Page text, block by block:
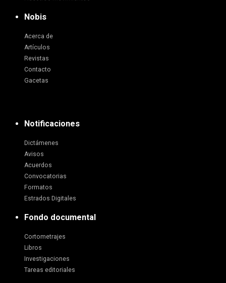
Nobis
Acerca de
Artículos
Revistas
Contacto
Gacetas
Notificaciones
Dictámenes
Avisos
Acuerdos
Convocatorias
Formatos
Estrados Digitales
Fondo documental
Cortometrajes
Libros
Investigaciones
Tareas editoriales